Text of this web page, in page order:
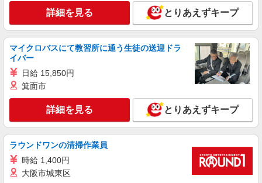
キープ 詳細を見る
正社員
ソフトバンクODAKYU湘南GATE店
ソフトバンクショップの携帯販売スタッフ
月給 265,000円 〜 350,000円 固定残業代:
280,000円を超える場合は10,000円（5時間相
当）、基本給320,000円を超える場合は5,000円（2
時間相当）支給。時間外手当は時間外労働の有無
にかかわらず、固定残業代として支給し、相当時
間を超える時間外労働分は法定どおり追加で支給
します。 試用期間あり 3ヶ月 ※経験・能力による
【試用期間】月給 265000 円 〜 350000 円
■ソフトバンクODAKYU湘南GATE店 神奈川県
藤沢市 南藤沢 21‐1 ODAKYU湘南GATE 4F
キープ
正社員
ソフトバンクテラスモール湘南店
詳細を見る とりあえずキープ
マイクロバスにて教習所に通う生徒の送迎ドラ
イバー
日給 15,850円
箕面市
詳細を見る とりあえずキープ
ラウンドワンの清掃作業員
時給 1,400円
大阪市城東区